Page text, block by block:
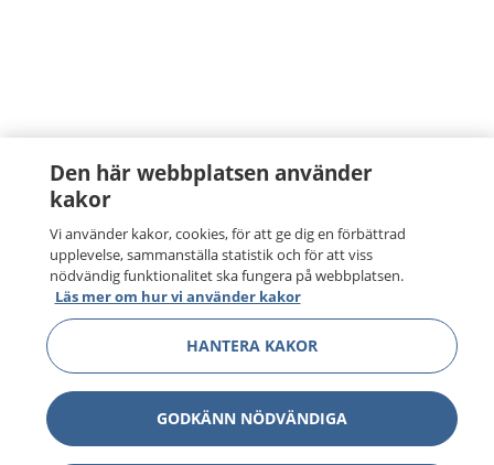
Den här webbplatsen använder
kakor
Vi använder kakor, cookies, för att ge dig en förbättrad
upplevelse, sammanställa statistik och för att viss
nödvändig funktionalitet ska fungera på webbplatsen.
Läs mer om hur vi använder kakor
HANTERA KAKOR
GODKÄNN NÖDVÄNDIGA